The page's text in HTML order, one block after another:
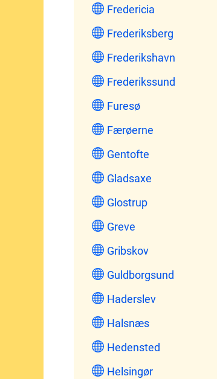
Fredericia
Frederiksberg
Frederikshavn
Frederikssund
Furesø
Færøerne
Gentofte
Gladsaxe
Glostrup
Greve
Gribskov
Guldborgsund
Haderslev
Halsnæs
Hedensted
Helsingør